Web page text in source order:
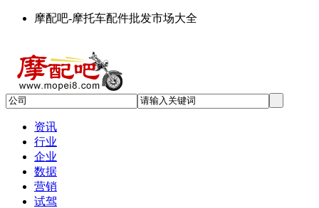
摩配吧-摩托车配件批发市场大全
资讯
行业
企业
数据
营销
试驾